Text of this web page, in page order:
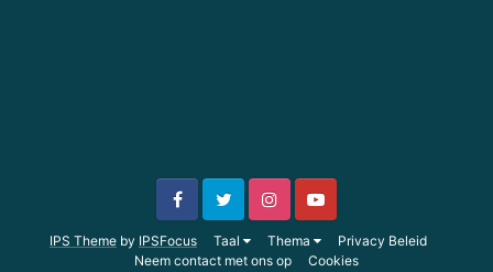
IPS Theme by IPSFocus Taal Thema
Privacy Beleid
Neem contact met ons op
Cookies